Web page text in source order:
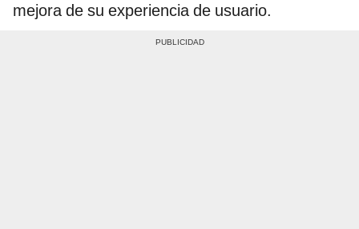
mejora de su experiencia de usuario.